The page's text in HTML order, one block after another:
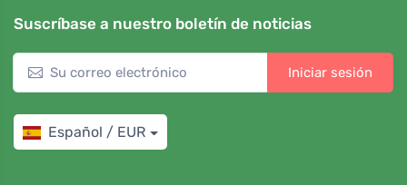
Suscríbase a nuestro boletín de noticias
Iniciar sesión
Español / EUR